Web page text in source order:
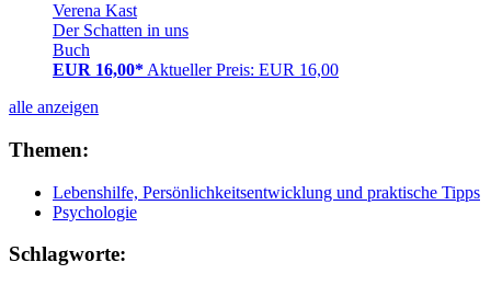
Verena Kast
Der Schatten in uns
Buch
EUR 16,00* Aktueller Preis: EUR 16,00
alle anzeigen
Themen:
Lebenshilfe, Persönlichkeitsentwicklung und praktische Tipps
Psychologie
Schlagworte: